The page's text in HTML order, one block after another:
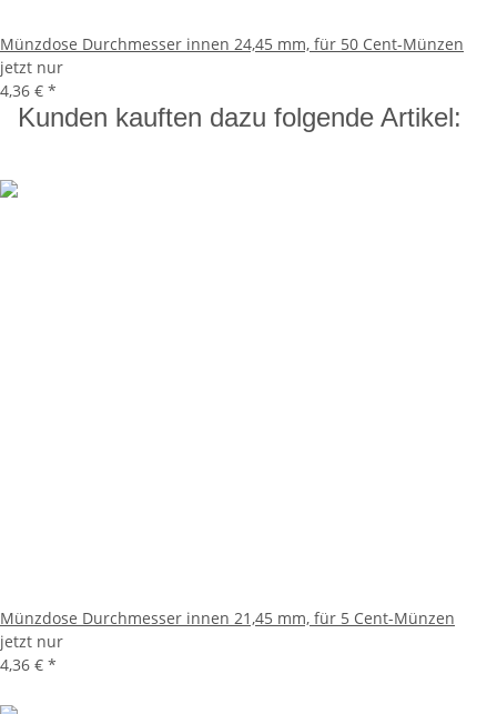
Münzdose Durchmesser innen 24,45 mm, für 50 Cent-Münzen
jetzt nur
4,36 € *
Kunden kauften dazu folgende Artikel:
Münzdose Durchmesser innen 21,45 mm, für 5 Cent-Münzen
jetzt nur
4,36 € *